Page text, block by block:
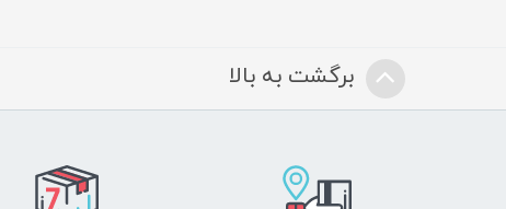
برگشت به بالا